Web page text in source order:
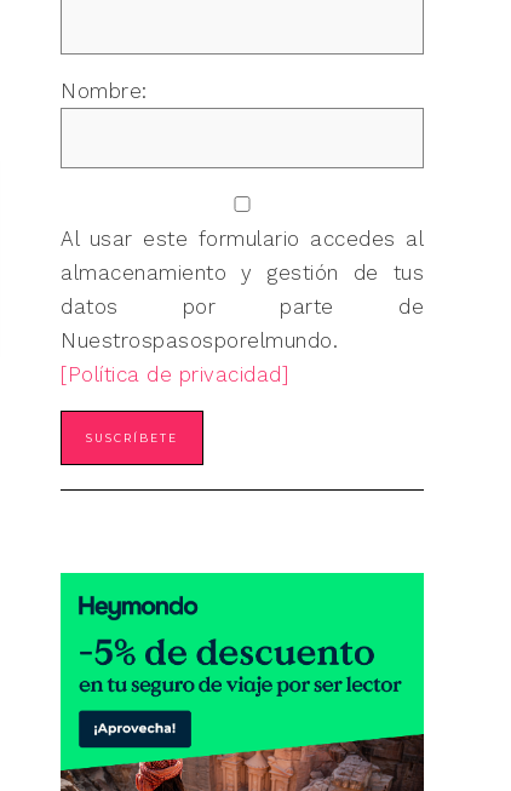
Nombre:
Al usar este formulario accedes al
almacenamiento y gestión de tus
datos por parte de
Nuestrospasosporelmundo.
[Política de privacidad]